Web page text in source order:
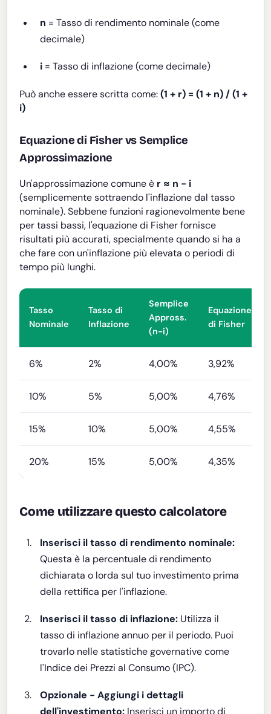
n = Tasso di rendimento nominale (come
decimale)
i = Tasso di inflazione (come decimale)
Può anche essere scritta come:(1 + r) = (1 + n) / (1 +
i)
Equazione di Fisher vs Semplice
Approssimazione
Un'approssimazione comune è r ≈ n - i
(semplicemente sottraendo l'inflazione dal tasso
nominale). Sebbene funzioni ragionevolmente bene
per tassi bassi, l'equazione di Fisher fornisce
risultati più accurati, specialmente quando si ha a
che fare con un'inflazione più elevata o periodi di
tempo più lunghi.
Tasso
Nominale
Tasso di
Inflazione
Semplice
Appross.
(n-i)
Equazione
di Fisher
6% 2% 4,00% 3,92%
10% 5% 5,00% 4,76%
15% 10% 5,00% 4,55%
20% 15% 5,00% 4,35%
Come utilizzare questo calcolatore
Inserisci il tasso di rendimento nominale:
Questa è la percentuale di rendimento
dichiarata o lorda sul tuo investimento prima
della rettifica per l'inflazione.
Inserisci il tasso di inflazione: Utilizza il
tasso di inflazione annuo per il periodo. Puoi
trovarlo nelle statistiche governative come
l'Indice dei Prezzi al Consumo (IPC).
Opzionale - Aggiungi i dettagli
dell'investimento: Inserisci un importo di